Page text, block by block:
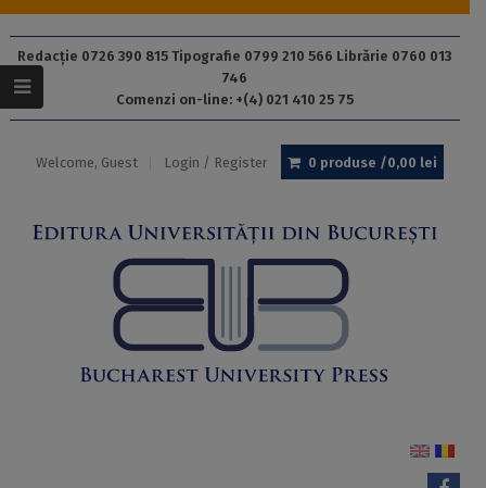
Redacție 0726 390 815 Tipografie 0799 210 566 Librărie 0760 013
746
Comenzi on-line: +(4) 021 410 25 75
Welcome, Guest Login / Register 0 produse /0,00 lei